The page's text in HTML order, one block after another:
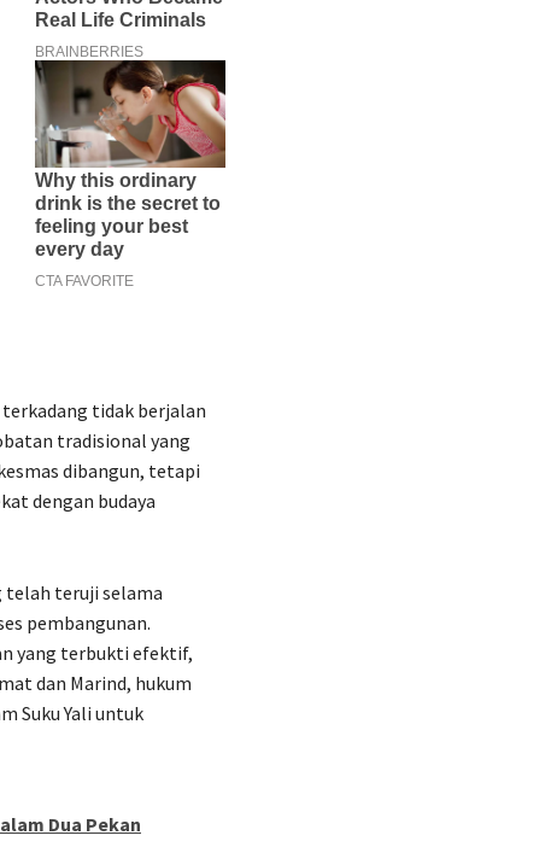
tidak berjalan
tradisional yang
dibangun, tetapi
dengan budaya
telah teruji selama
pembangunan.
yang terbukti efektif,
dan Marind, hukum
Suku Yali untuk
Dua Pekan